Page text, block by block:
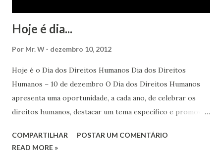
Hoje é dia...
Por Mr. W dezembro 10, 2012
Hoje é o Dia dos Direitos Humanos Dia dos Direitos
Humanos – 10 de dezembro O Dia dos Direitos Humanos
apresenta uma oportunidade, a cada ano, de celebrar os
direitos humanos, destacar um tema específico e promover
em todos os lugares. Este ano, o foco é sobre os direitos
COMPARTILHAR
POSTAR UM COMENTÁRIO
READ MORE »